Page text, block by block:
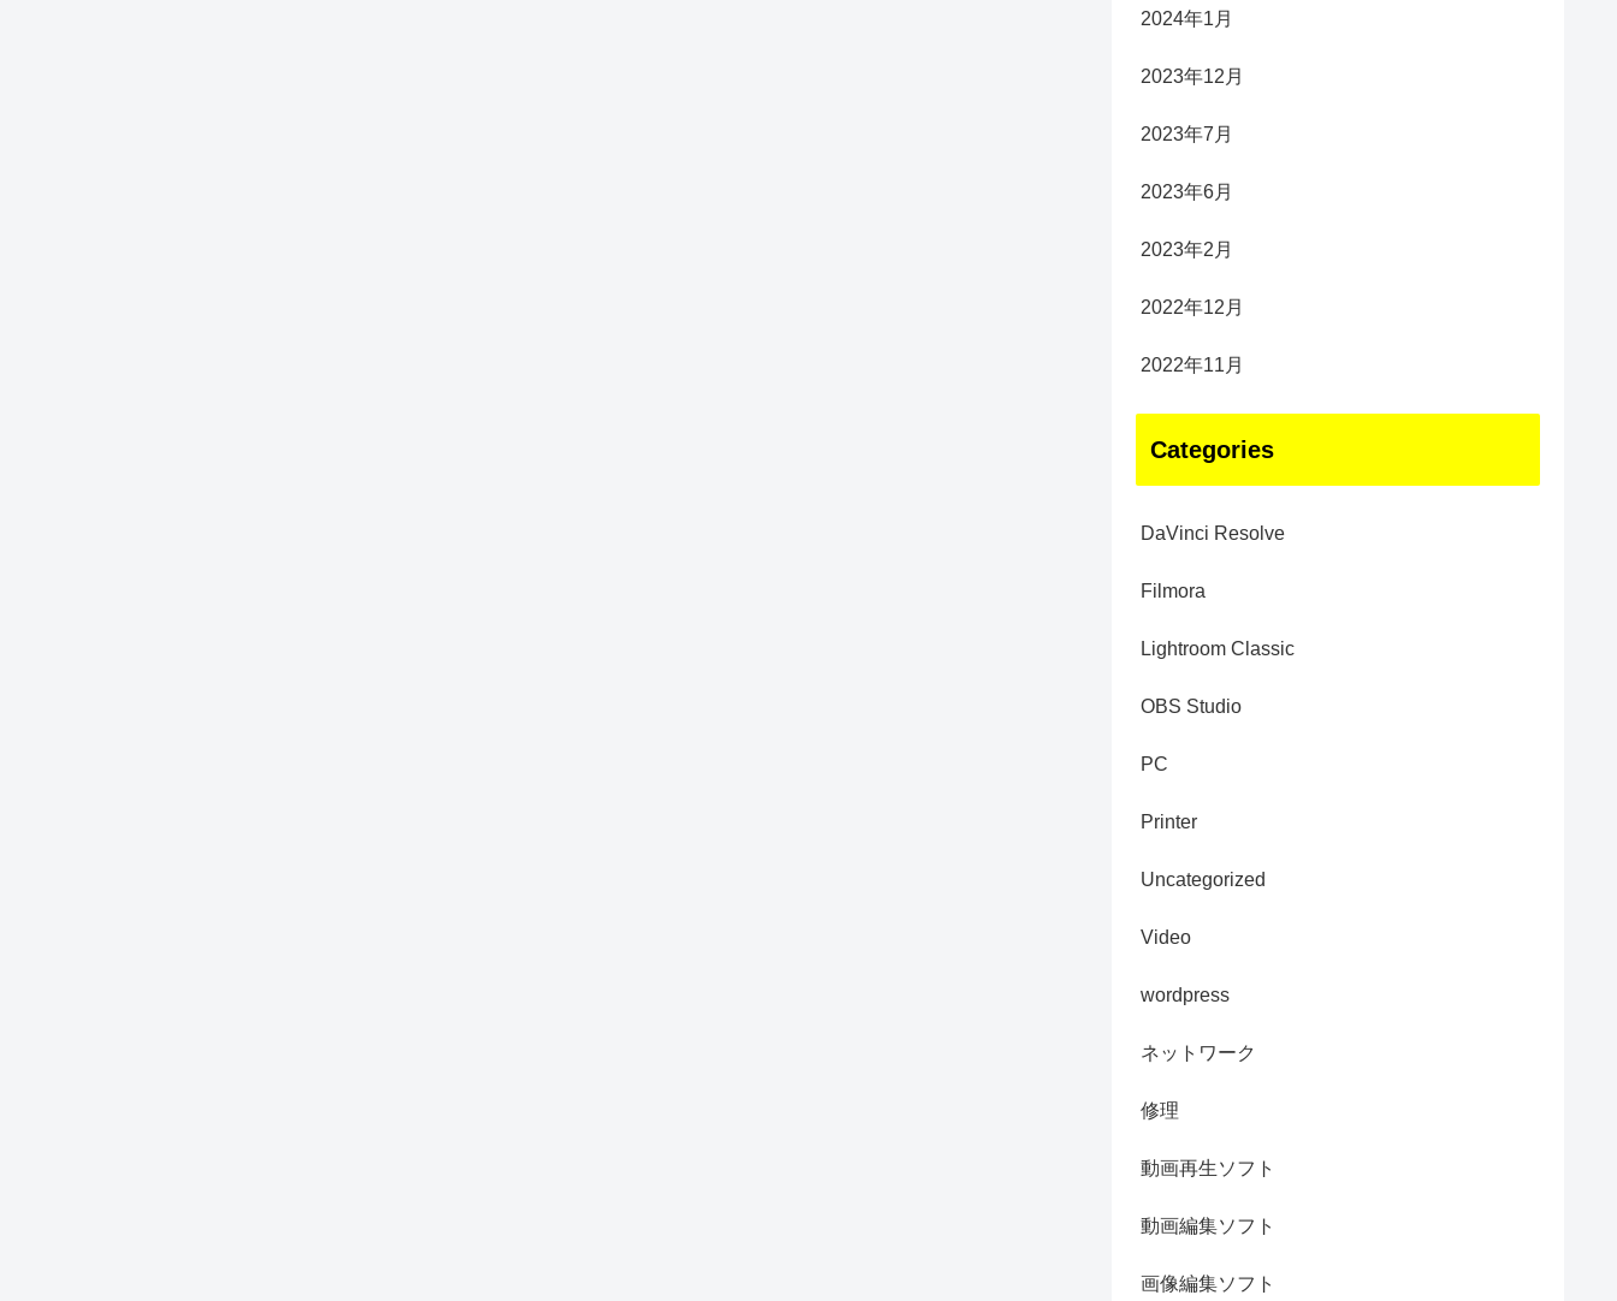
2024年1月
2023年12月
2023年7月
2023年6月
2023年2月
2022年12月
2022年11月
Categories
DaVinci Resolve
Filmora
Lightroom Classic
OBS Studio
PC
Printer
Uncategorized
Video
wordpress
ネットワーク
修理
動画再生ソフト
動画編集ソフト
画像編集ソフト